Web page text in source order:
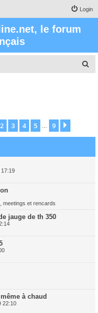
Login
le forum
1of 9
2 3 4 5 9
meetings et rencards
jauge de th 350
à chaud
22:10